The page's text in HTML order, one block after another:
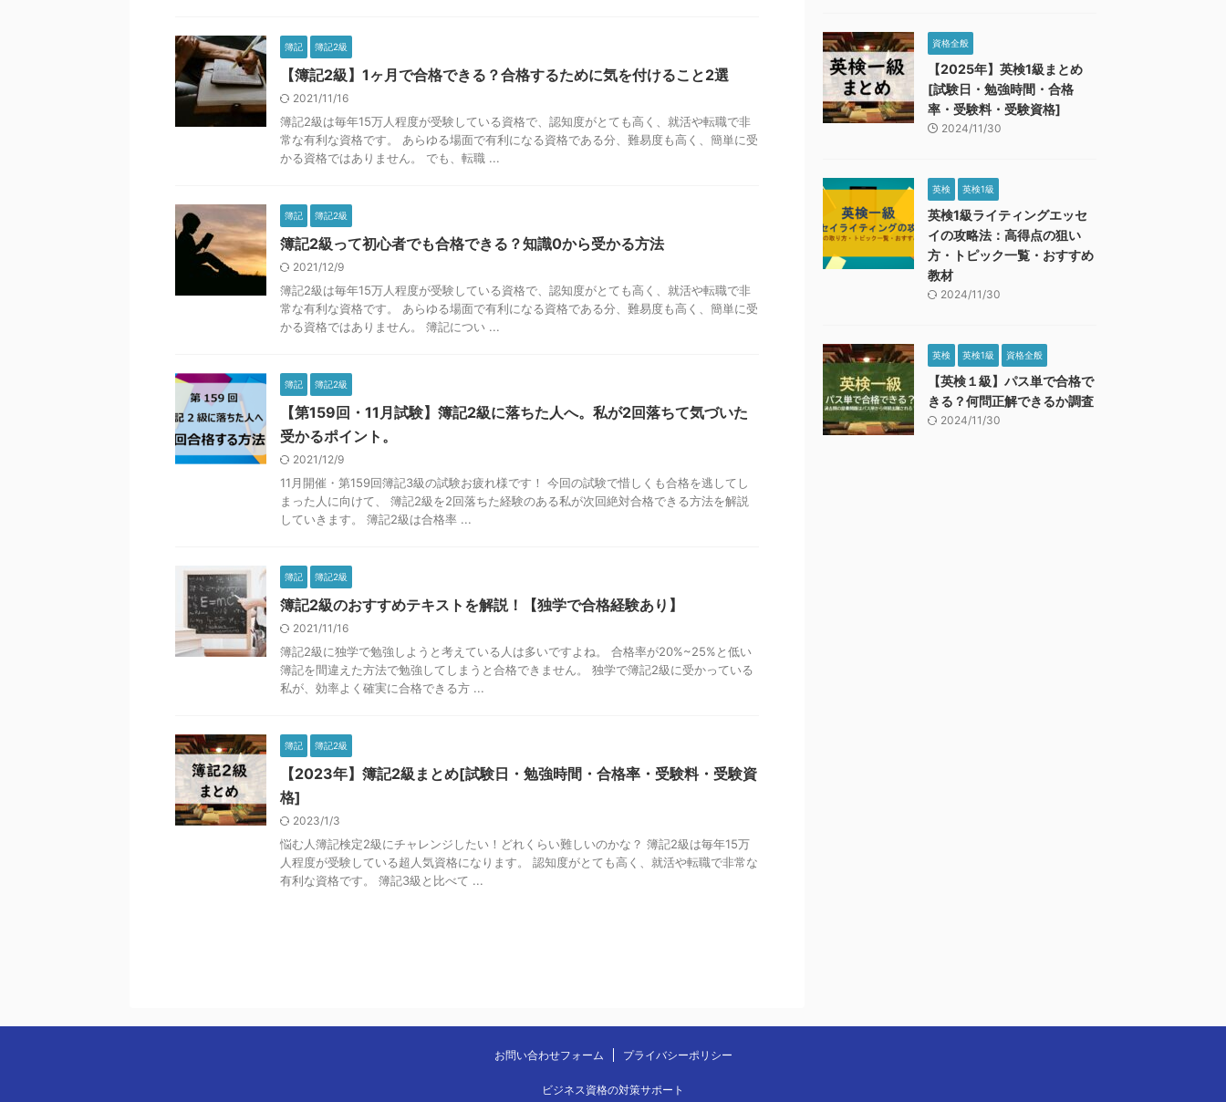
簿記 簿記2級
【簿記2級】1ヶ月で合格できる？合格するために気を付けること2選
2021/11/16
簿記2級は毎年15万人程度が受験している資格で、認知度がとても高く、就活や転職で非
常な有利な資格です。 あらゆる場面で有利になる資格である分、難易度も高く、簡単に受
かる資格ではありません。 でも、転職 ...
簿記 簿記2級
簿記2級って初心者でも合格できる？知識0から受かる方法
2021/12/9
簿記2級は毎年15万人程度が受験している資格で、認知度がとても高く、就活や転職で非
常な有利な資格です。 あらゆる場面で有利になる資格である分、難易度も高く、簡単に受
かる資格ではありません。 簿記につい ...
簿記 簿記2級
【第159回・11月試験】簿記2級に落ちた人へ。私が2回落ちて気づいた
受かるポイント。
2021/12/9
11月開催・第159回簿記3級の試験お疲れ様です！ 今回の試験で惜しくも合格を逃してし
まった人に向けて、 簿記2級を2回落ちた経験のある私が次回絶対合格できる方法を解説
していきます。 簿記2級は合格率 ...
簿記 簿記2級
簿記2級のおすすめテキストを解説！【独学で合格経験あり】
2021/11/16
簿記2級に独学で勉強しようと考えている人は多いですよね。 合格率が20%~25%と低い
簿記を間違えた方法で勉強してしまうと合格できません。 独学で簿記2級に受かっている
私が、効率よく確実に合格できる方 ...
簿記 簿記2級
【2023年】簿記2級まとめ[試験日・勉強時間・合格率・受験料・受験資
格]
2023/1/3
悩む人簿記検定2級にチャレンジしたい！どれくらい難しいのかな？ 簿記2級は毎年15万
人程度が受験している超人気資格になります。 認知度がとても高く、就活や転職で非常な
有利な資格です。 簿記3級と比べて ...
資格全般
【2025年】英検1級まとめ
[試験日・勉強時間・合格
率・受験料・受験資格]
2024/11/30
英検 英検1級
英検1級ライティングエッセ
イの攻略法：高得点の狙い
方・トピック一覧・おすすめ
教材
2024/11/30
英検 英検1級 資格全般
【英検１級】パス単で合格で
きる？何問正解できるか調査
2024/11/30
お問い合わせフォーム プライバシーポリシー
ビジネス資格の対策サポート